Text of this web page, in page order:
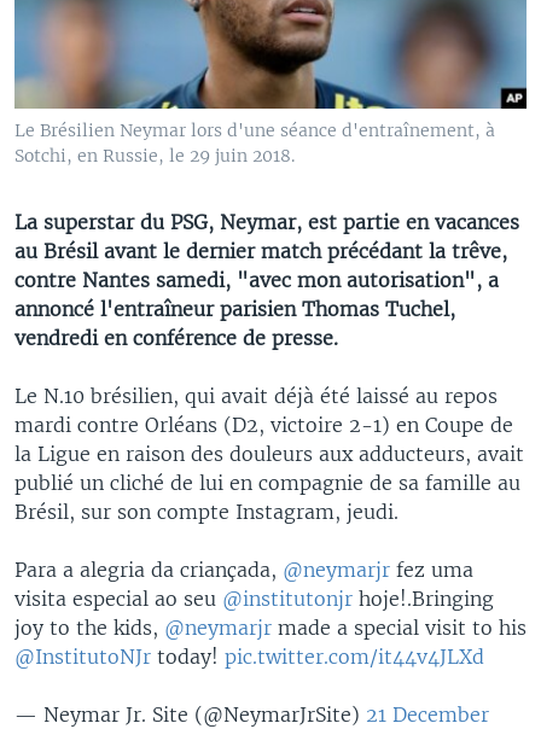
Le Brésilien Neymar lors d'une séance d'entraînement, à
Sotchi, en Russie, le 29 juin 2018.
La superstar du PSG, Neymar, est partie en vacances
au Brésil avant le dernier match précédant la trêve,
contre Nantes samedi, "avec mon autorisation", a
annoncé l'entraîneur parisien Thomas Tuchel,
vendredi en conférence de presse.
Le N.10 brésilien, qui avait déjà été laissé au repos
mardi contre Orléans (D2, victoire 2-1) en Coupe de
la Ligue en raison des douleurs aux adducteurs, avait
publié un cliché de lui en compagnie de sa famille au
Brésil, sur son compte Instagram, jeudi.
Para a alegria da criançada, @neymarjr fez uma
visita especial ao seu @institutonjr hoje!.Bringing
joy to the kids, @neymarjr made a special visit to his
@InstitutoNJr today! pic.twitter.com/it44v4JLXd
— Neymar Jr. Site (@NeymarJrSite) 21 December